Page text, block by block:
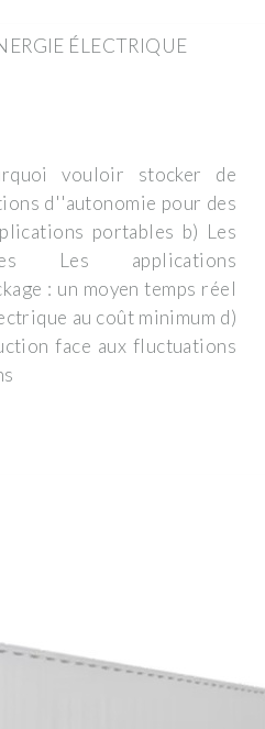
ÉLECTRIQUE
vouloir stocker de
d''autonomie pour des
portables b) Les
Les applications
: un moyen temps réel
au coût minimum d)
face aux fluctuations